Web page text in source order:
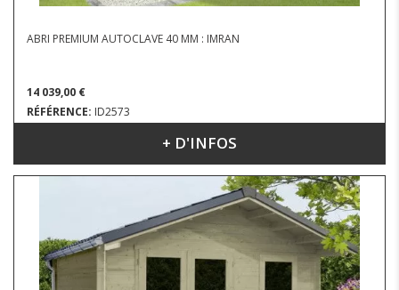
ABRI PREMIUM AUTOCLAVE 40 MM : IMRAN
14 039,00 €
RÉFÉRENCE: ID2573
DIMENSIONS : 4.54 X 4.28 M+ D'INFOS